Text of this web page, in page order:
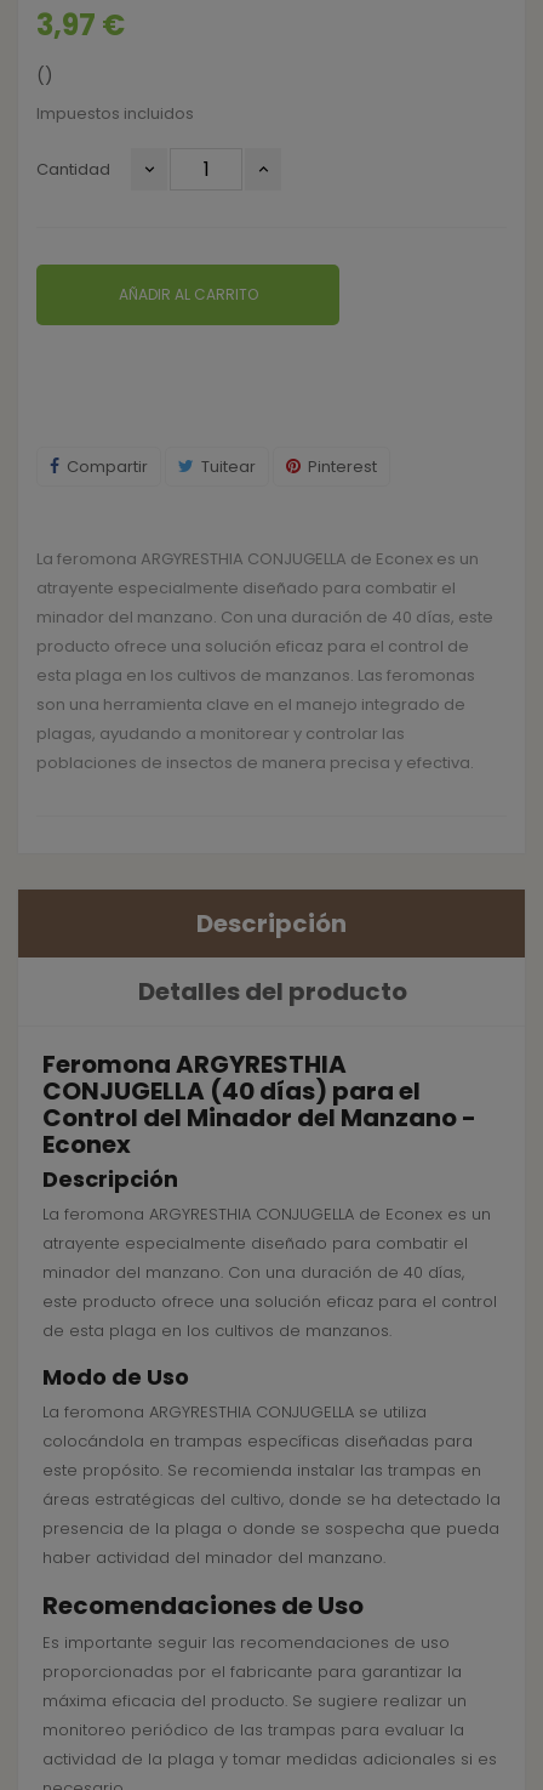
3,97 €
()
Impuestos incluidos
Cantidad
AÑADIR AL CARRITO
Compartir Tuitear Pinterest
La feromona ARGYRESTHIA CONJUGELLA de Econex es un
atrayente especialmente diseñado para combatir el
minador del manzano. Con una duración de 40 días, este
producto ofrece una solución eficaz para el control de
esta plaga en los cultivos de manzanos. Las feromonas
son una herramienta clave en el manejo integrado de
plagas, ayudando a monitorear y controlar las
poblaciones de insectos de manera precisa y efectiva.
Descripción
Detalles del producto
Feromona ARGYRESTHIA
CONJUGELLA (40 días) para el
Control del Minador del Manzano -
Econex
Descripción
La feromona ARGYRESTHIA CONJUGELLA de Econex es un
atrayente especialmente diseñado para combatir el
minador del manzano. Con una duración de 40 días,
este producto ofrece una solución eficaz para el control
de esta plaga en los cultivos de manzanos.
Modo de Uso
La feromona ARGYRESTHIA CONJUGELLA se utiliza
colocándola en trampas específicas diseñadas para
este propósito. Se recomienda instalar las trampas en
áreas estratégicas del cultivo, donde se ha detectado la
presencia de la plaga o donde se sospecha que pueda
haber actividad del minador del manzano.
Recomendaciones de Uso
Es importante seguir las recomendaciones de uso
proporcionadas por el fabricante para garantizar la
máxima eficacia del producto. Se sugiere realizar un
monitoreo periódico de las trampas para evaluar la
actividad de la plaga y tomar medidas adicionales si es